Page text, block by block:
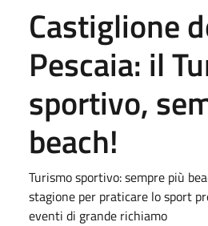
Castiglione
Pescaia: il
sportivo,
beach!
Turismo sportivo: sempre più
stagione per praticare lo sport
eventi di grande richiamo